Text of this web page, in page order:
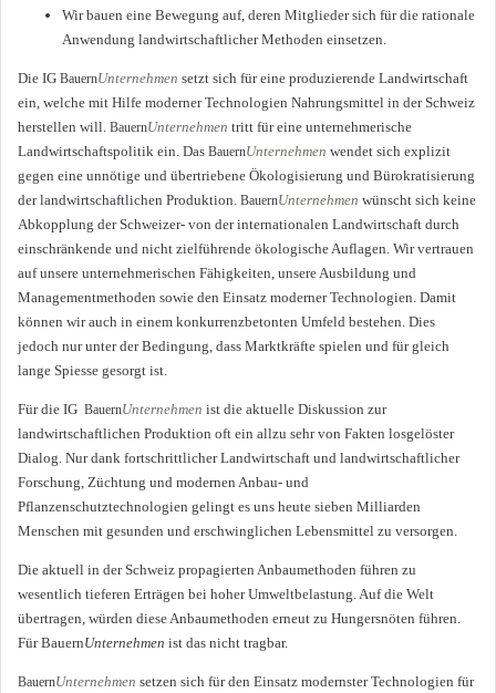
Wir bauen eine Bewegung auf, deren Mitglieder sich für die rationale
Anwendung landwirtschaftlicher Methoden einsetzen.
Die IG BauernUnternehmen setzt sich für eine produzierende Landwirtschaft
ein, welche mit Hilfe moderner Technologien Nahrungsmittel in der Schweiz
herstellen will. BauernUnternehmen tritt für eine unternehmerische
Landwirtschaftspolitik ein. Das BauernUnternehmen wendet sich explizit
gegen eine unnötige und übertriebene Ökologisierung und Bürokratisierung
der landwirtschaftlichen Produktion. BauernUnternehmen wünscht sich keine
Abkopplung der Schweizer- von der internationalen Landwirtschaft durch
einschränkende und nicht zielführende ökologische Auflagen. Wir vertrauen
auf unsere unternehmerischen Fähigkeiten, unsere Ausbildung und
Managementmethoden sowie den Einsatz moderner Technologien. Damit
können wir auch in einem konkurrenzbetonten Umfeld bestehen. Dies
jedoch nur unter der Bedingung, dass Marktkräfte spielen und für gleich
lange Spiesse gesorgt ist.
Für die IG BauernUnternehmen ist die aktuelle Diskussion zur
landwirtschaftlichen Produktion oft ein allzu sehr von Fakten losgelöster
Dialog. Nur dank fortschrittlicher Landwirtschaft und landwirtschaftlicher
Forschung, Züchtung und modernen Anbau- und
Pflanzenschutztechnologien gelingt es uns heute sieben Milliarden
Menschen mit gesunden und erschwinglichen Lebensmittel zu versorgen.
Die aktuell in der Schweiz propagierten Anbaumethoden führen zu
wesentlich tieferen Erträgen bei hoher Umweltbelastung. Auf die Welt
übertragen, würden diese Anbaumethoden erneut zu Hungersnöten führen.
Für BauernUnternehmen ist das nicht tragbar.
BauernUnternehmen setzen sich für den Einsatz modernster Technologien für